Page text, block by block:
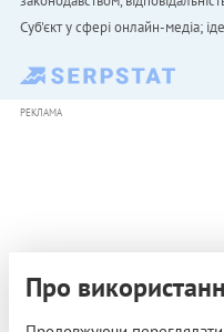
Cуб'єкт у сфері онлайн-медіа;
РЕКЛАМА
Про